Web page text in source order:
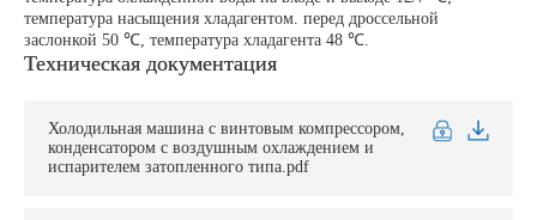
температура насыщения хладагентом. перед дроссельной
заслонкой 50 ℃, температура хладагента 48 ℃.
Техническая документация
Холодильная машина с винтовым компрессором,
конденсатором с воздушным охлаждением и
испарителем затопленного типа.pdf